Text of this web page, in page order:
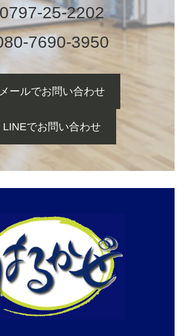
0797-25-2202
7690-3950
メールでお問い合わせ
LINEでお問い合わせ